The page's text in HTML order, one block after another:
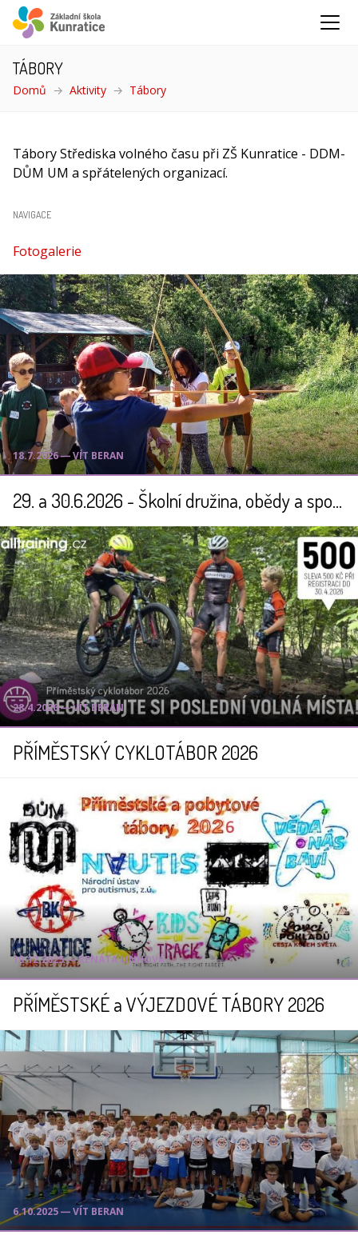
TÁBORY
Domů Aktivity Tábory
Tábory Střediska volného času při ZŠ Kunratice - DDM-
DŮM UM a spřátelených organizací.
NAVIGACE
Fotogalerie
18.7.2026 ― VÍT BERAN
29. a 30.6.2026 - Školní družina, obědy a sportovní kemp po skončení školního roku
28.4.2026 ― VÍT BERAN
PŘÍMĚSTSKÝ CYKLOTÁBOR 2026
19.12.2025 ― RENÁTA LINHOVÁ
PŘÍMĚSTSKÉ a VÝJEZDOVÉ TÁBORY 2026
6.10.2025 ― VÍT BERAN